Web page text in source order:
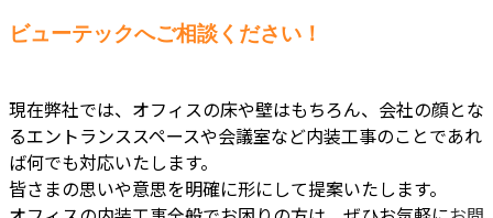
ビューテックへご相談ください！
現在弊社では、オフィスの床や壁はもちろん、会社の顔とな
るエントランススペースや会議室など内装工事のことであれ
ば何でも対応いたします。
皆さまの思いや意思を明確に形にして提案いたします。